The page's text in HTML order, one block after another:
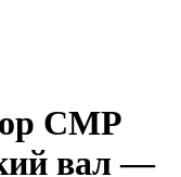
CMP
вал —